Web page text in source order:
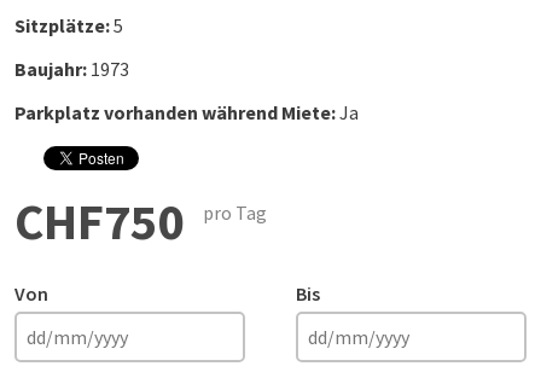
Sitzplätze:5
Baujahr: 1973
Parkplatz vorhanden während Miete:Ja
CHF750 pro Tag
Von Bis